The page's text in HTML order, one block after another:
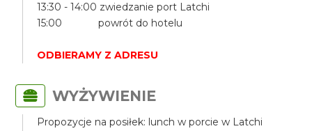
13:30 - 14:00 zwiedzanie port Latchi
15:00 powrót do hotelu
ODBIERAMY Z ADRESU
WYŻYWIENIE
Propozycje na posiłek: lunch w porcie w Latchi